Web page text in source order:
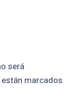
será
marcados